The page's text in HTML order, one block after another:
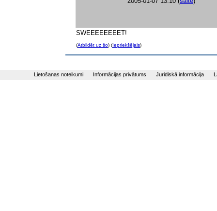
SWEEEEEEEET!
(Atbildēt uz šo) (Iepriekšējais)
Lietošanas noteikumi Informācijas privātums Juridiskā informācija